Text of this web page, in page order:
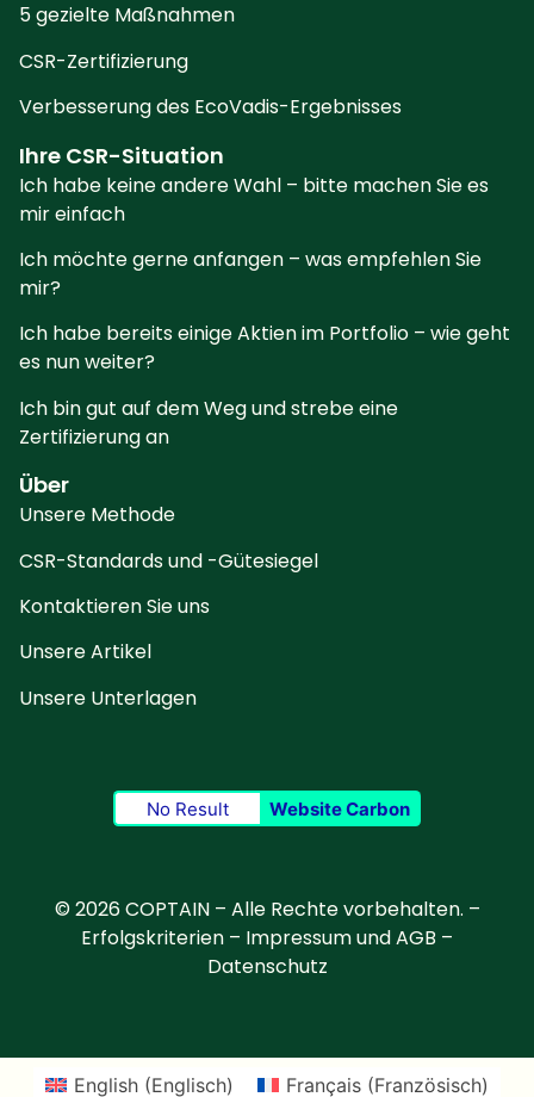
5 gezielte Maßnahmen
CSR-Zertifizierung
Verbesserung des EcoVadis-Ergebnisses
Ihre CSR-Situation
Ich habe keine andere Wahl – bitte machen Sie es
mir einfach
Ich möchte gerne anfangen – was empfehlen Sie
mir?
Ich habe bereits einige Aktien im Portfolio – wie geht
es nun weiter?
Ich bin gut auf dem Weg und strebe eine
Zertifizierung an
Über
Unsere Methode
CSR-Standards und -Gütesiegel
Kontaktieren Sie uns
Unsere Artikel
Unsere Unterlagen
No Result Website Carbon
© 2026 COPTAIN – Alle Rechte vorbehalten. –
Erfolgskriterien – Impressum und AGB –
Datenschutz
English (Englisch) Français (Französisch)